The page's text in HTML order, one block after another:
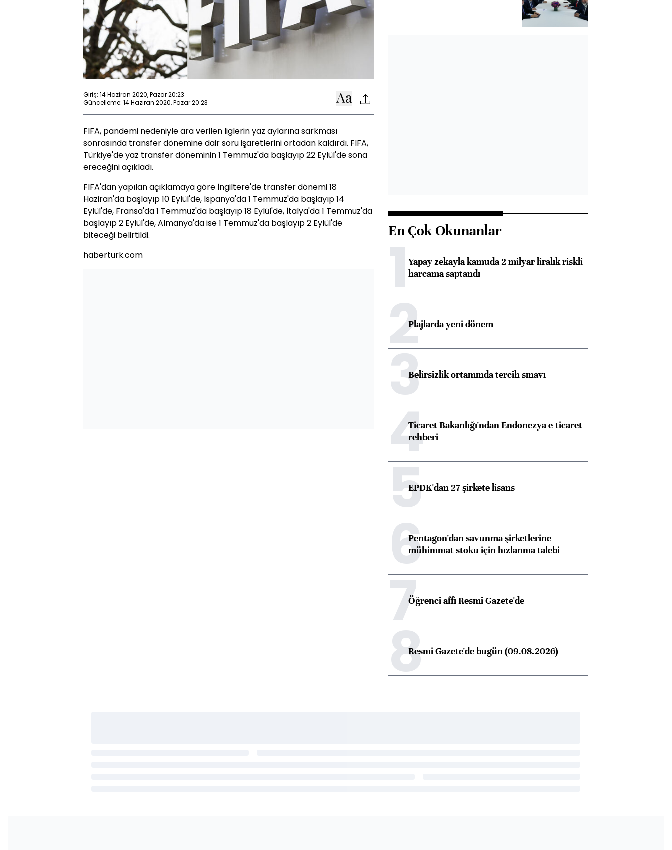
Giriş: 14 Haziran 2020, Pazar 20:23
Güncelleme: 14 Haziran 2020, Pazar 20:23
FIFA, pandemi nedeniyle ara verilen liglerin yaz aylarına sarkması
sonrasında transfer dönemine dair soru işaretlerini ortadan kaldırdı. FIFA,
Türkiye'de yaz transfer döneminin 1 Temmuz'da başlayıp 22 Eylül'de sona
ereceğini açıkladı.
FIFA'dan yapılan açıklamaya göre İngiltere'de transfer dönemi 18
Haziran'da başlayıp 10 Eylül'de, İspanya'da 1 Temmuz'da başlayıp 14
Eylül'de, Fransa'da 1 Temmuz'da başlayıp 18 Eylül'de, İtalya'da 1 Temmuz'da
başlayıp 2 Eylül'de, Almanya'da ise 1 Temmuz'da başlayıp 2 Eylül'de
biteceği belirtildi.
haberturk.com
En Çok Okunanlar
1Yapay zekayla kamuda 2 milyar liralık riskli
harcama saptandı
2Plajlarda yeni dönem
3Belirsizlik ortamında tercih sınavı
4Ticaret Bakanlığı'ndan Endonezya e-ticaret
rehberi
5EPDK'dan 27 şirkete lisans
6Pentagon'dan savunma şirketlerine
mühimmat stoku için hızlanma talebi
7Öğrenci affı Resmi Gazete'de
8Resmi Gazete'de bugün (09.08.2026)